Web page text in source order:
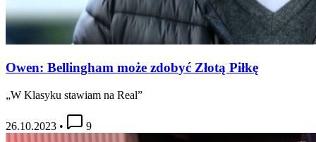
Owen: Bellingham może zdobyć Złotą Piłkę
„W Klasyku stawiam na Real”
26.10.2023 • 9